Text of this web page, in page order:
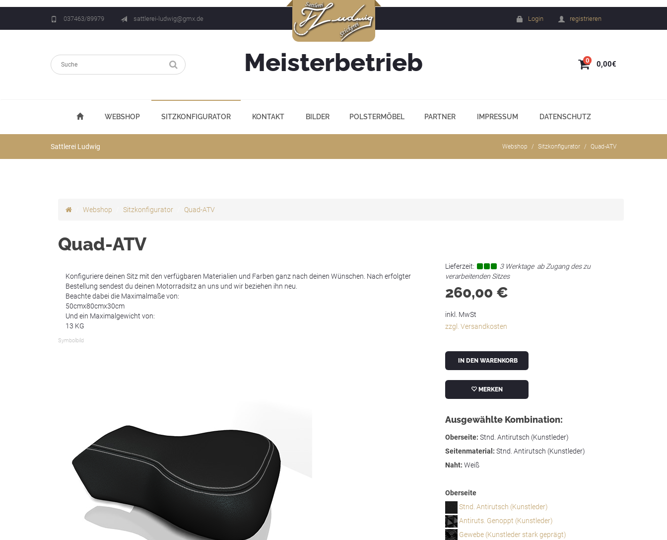
Meisterbetrieb
037463/89979 sattlerei-ludwig@gmx.de Login registrieren
0 0,00€
WEBSHOP SITZKONFIGURATOR KONTAKT BILDER POLSTERMÖBEL PARTNER IMPRESSUM DATENSCHUTZ
Sattlerei Ludwig Webshop Sitzkonfigurator Quad-ATV
Webshop Sitzkonfigurator Quad-ATV
Quad-ATV
Konfiguriere deinen Sitz mit den verfügbaren Materialien und Farben ganz nach deinen Wünschen. Nach erfolgter
Bestellung sendest du deinen Motorradsitz an uns und wir beziehen ihn neu.
Beachte dabei die Maximalmaße von:
50cmx80cmx30cm
Und ein Maximalgewicht von:
13 KG
Symbolbild
Lieferzeit: 3 Werktageab Zugang des zu
verarbeitenden Sitzes
260,00 €
inkl. MwSt
zzgl. Versandkosten
IN DEN WARENKORB
MERKEN
Ausgewählte Kombination:
Oberseite: Stnd. Antirutsch (Kunstleder)
Seitenmaterial: Stnd. Antirutsch (Kunstleder)
Naht: Weiß
Oberseite
Stnd. Antirutsch (Kunstleder)
Antiruts. Genoppt (Kunstleder)
Gewebe (Kunstleder stark geprägt)